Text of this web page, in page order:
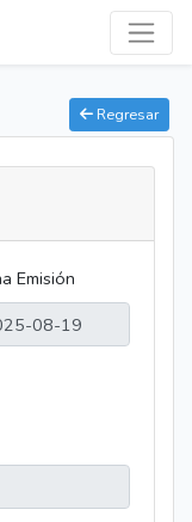
Regresar
Emisión